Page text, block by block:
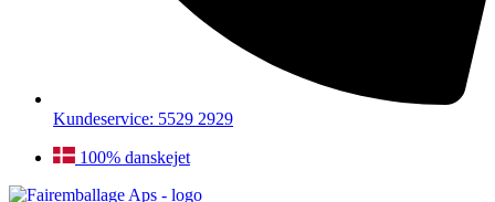
Kundeservice: 5529 2929
100% danskejet